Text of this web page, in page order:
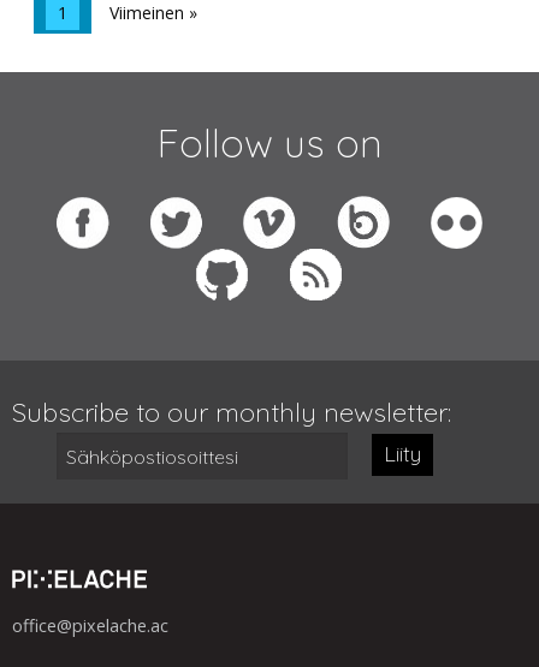
1 Viimeinen »
Follow us on
Subscribe to our monthly newsletter:
Liity
office@pixelache.ac